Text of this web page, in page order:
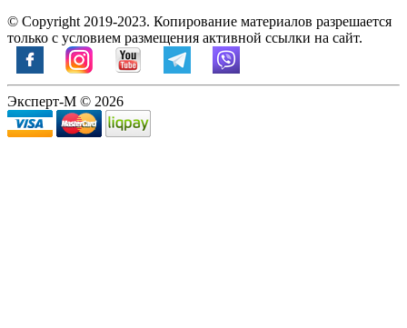
© Copyright 2019-2023. Копирование материалов разрешается
только с условием размещения активной ссылки на сайт.
Эксперт-М © 2026